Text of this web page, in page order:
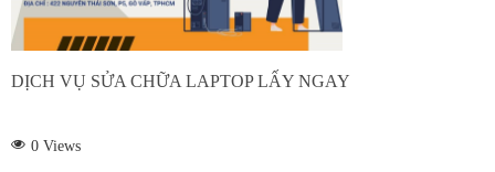
DỊCH VỤ SỬA CHỮA LAPTOP LẤY NGAY
0 Views